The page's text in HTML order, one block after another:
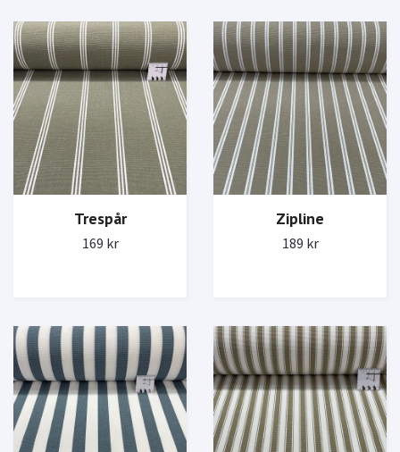
Trespår
169 kr
Zipline
189 kr